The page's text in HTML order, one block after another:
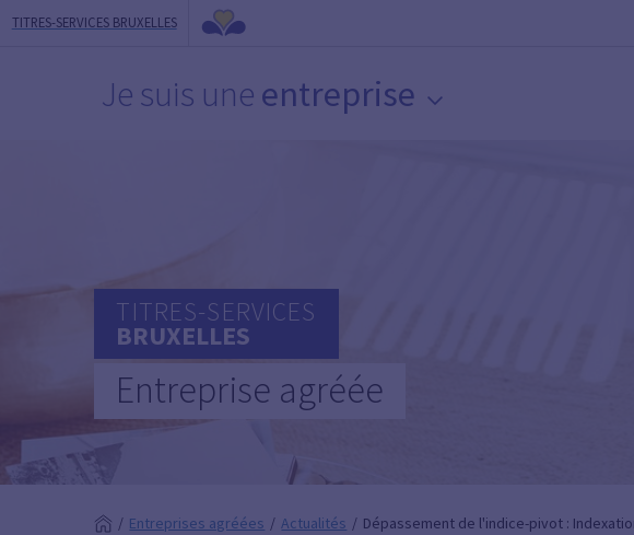
TITRES-SERVICES BRUXELLES
Je suis une entreprise
TITRES-SERVICES
BRUXELLES
Entreprise agréée
Entreprises agréées Actualités Dépassement de l'indice-pivot :